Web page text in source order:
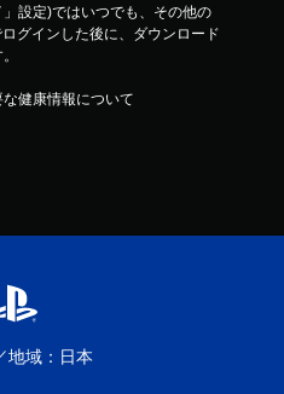
設定)ではいつでも、その他の
グインした後に、ダウンロード
健康情報について
地域：日本